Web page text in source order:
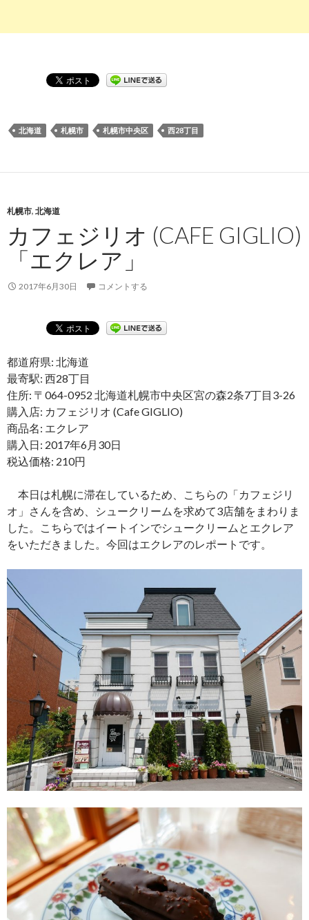
北海道 札幌市 札幌市中央区 西28丁目
札幌市, 北海道
カフェジリオ (CAFE GIGLIO)
「エクレア」
2017年6月30日 コメントする
都道府県: 北海道
最寄駅: 西28丁目
住所: 〒064-0952 北海道札幌市中央区宮の森2条7丁目3-26
購入店: カフェジリオ (Cafe GIGLIO)
商品名: エクレア
購入日: 2017年6月30日
税込価格: 210円
本日は札幌に滞在しているため、こちらの「カフェジリ
オ」さんを含め、シュークリームを求めて3店舗をまわりま
した。こちらではイートインでシュークリームとエクレア
をいただきました。今回はエクレアのレポートです。